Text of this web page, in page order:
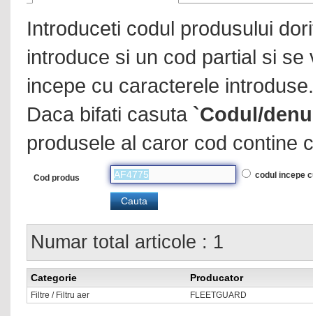
Introduceti codul produsului
introduce si un cod partial si
incepe cu caracterele introduse.
Daca bifati casuta `Codul/
produsele al caror cod contine
Cod produs codul incepe
Numar total articole : 1
Categorie Producator
Filtre / Filtru aer FLEETGUARD